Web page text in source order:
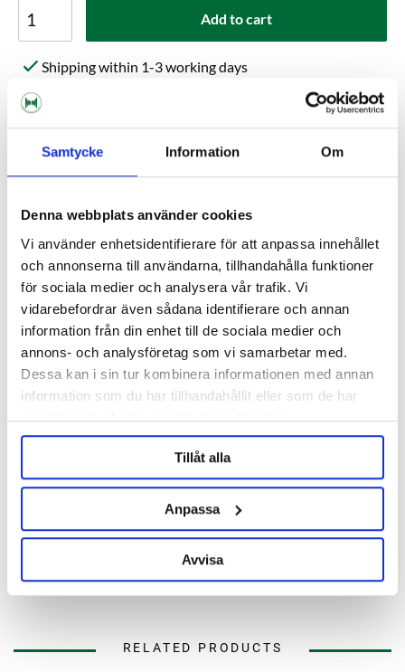
Samtycke Information Om
Denna webbplats använder cookies
Vi använder enhetsidentifierare för att anpassa innehållet
och annonserna till användarna, tillhandahålla funktioner
för sociala medier och analysera vår trafik. Vi
vidarebefordrar även sådana identifierare och annan
information från din enhet till de sociala medier och
annons- och analysföretag som vi samarbetar med.
Dessa kan i sin tur kombinera informationen med annan
information som du har tillhandahållit eller som de har
samlat in när du har använt deras tjänster.
Tillåt alla
Anpassa
Avvisa
Add to cart
Shipping within 1-3 working days
Choose Expressorder in the checkout for extra fast
order processing
Kundrecensioner
Help others choose right. Be the first to write a review!
Write a review, click HERE!
Description
RELATED PRODUCTS